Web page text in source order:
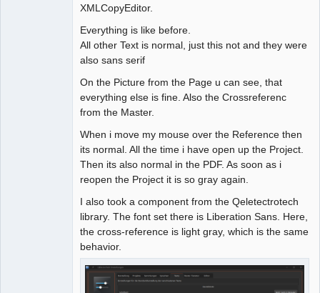
XMLCopyEditor.
Everything is like before.
All other Text is normal, just this not and they were
also sans serif
On the Picture from the Page u can see, that
everything else is fine. Also the Crossreferenc
from the Master.
When i move my mouse over the Reference then
its normal. All the time i have open up the Project.
Then its also normal in the PDF. As soon as i
reopen the Project it is so gray again.
I also took a component from the Qeletectrotech
library. The font set there is Liberation Sans. Here,
the cross-reference is light gray, which is the same
behavior.